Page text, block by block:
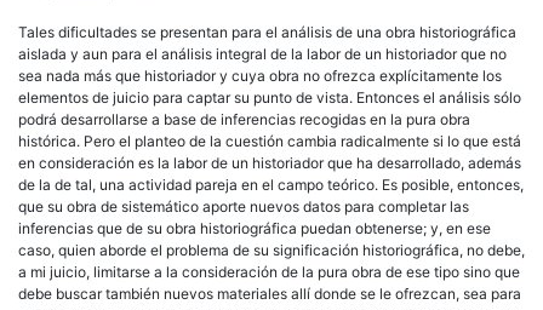
Tales dificultades se presentan para el análisis de una obra historiográfica
aislada y aun para el análisis integral de la labor de un historiador que no
sea nada más que historiador y cuya obra no ofrezca explícitamente los
elementos de juicio para captar su punto de vista. Entonces el análisis sólo
podrá desarrollarse a base de inferencias recogidas en la pura obra
histórica. Pero el planteo de la cuestión cambia radicalmente si lo que está
en consideración es la labor de un historiador que ha desarrollado, además
de la de tal, una actividad pareja en el campo teórico. Es posible, entonces,
que su obra de sistemático aporte nuevos datos para completar las
inferencias que de su obra historiográfica puedan obtenerse; y, en ese
caso, quien aborde el problema de su significación historiográfica, no debe,
a mi juicio, limitarse a la consideración de la pura obra de ese tipo sino que
debe buscar también nuevos materiales allí donde se le ofrezcan, sea para